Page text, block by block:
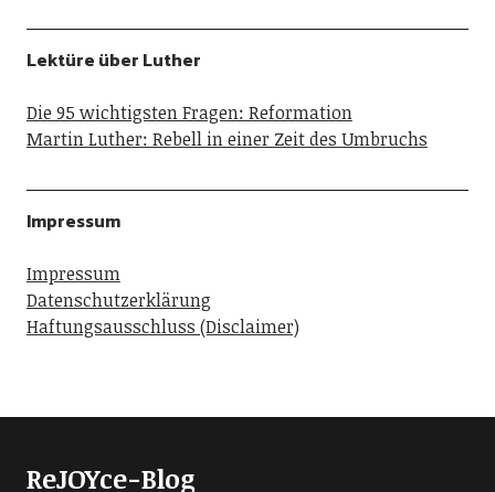
Lektüre über Luther
Die 95 wichtigsten Fragen: Reformation
Martin Luther: Rebell in einer Zeit des Umbruchs
Impressum
Impressum
Datenschutzerklärung
Haftungsausschluss (Disclaimer)
ReJOYce-Blog